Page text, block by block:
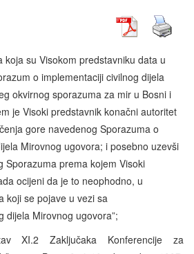
koja su Visokom predstavniku data u
o implementaciji civilnog dijela
okvirnog sporazuma za mir u Bosni i
je Visoki predstavnik konačni autoritet
gore navedenog Sporazuma o
Mirovnog ugovora; i posebno uzevši
Sporazuma prema kojem Visoki
ocijeni da je to neophodno, u
koji se pojave u vezi sa
dijela Mirovnog ugovora”;
XI.2 Zaključaka Konferencije za